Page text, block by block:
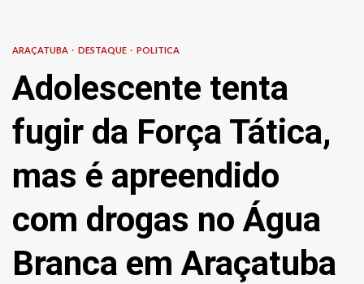
ARAÇATUBA DESTAQUE POLITICA
Adolescente tenta
fugir da Força Tática,
mas é apreendido
com drogas no Água
Branca em Araçatuba